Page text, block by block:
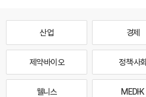
산업 경제
제약·바이오 정책·사회
웰니스 MEDI·K